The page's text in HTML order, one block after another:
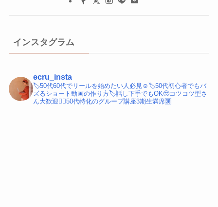
インスタグラム
ecru_insta
🏷️50代60代でリールを始めたい人必見☺️ 🏷️50代初心者でもバ
ズるショート動画の作り方🏷️話し下手でもOK🥹コツコツ型さ
ん大歓迎 💁‍♀️50代特化のグループ講座3期生満席🈵